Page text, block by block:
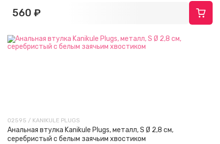
560 ₽
02595 / KANIKULE PLUGS
Анальная втулка Kanikule Plugs, металл, S Ø 2,8 см,
серебристый с белым заячьим хвостиком